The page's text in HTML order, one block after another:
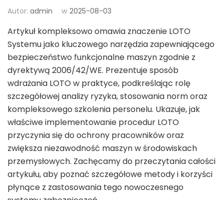
Autor: admin w 2025-08-03
Artykuł kompleksowo omawia znaczenie LOTO
Systemu jako kluczowego narzędzia zapewniającego
bezpieczeństwo funkcjonalne maszyn zgodnie z
dyrektywą 2006/42/WE. Prezentuje sposób
wdrażania LOTO w praktyce, podkreślając rolę
szczegółowej analizy ryzyka, stosowania norm oraz
kompleksowego szkolenia personelu. Ukazuje, jak
właściwe implementowanie procedur LOTO
przyczynia się do ochrony pracowników oraz
zwiększa niezawodność maszyn w środowiskach
przemysłowych. Zachęcamy do przeczytania całości
artykułu, aby poznać szczegółowe metody i korzyści
płynące z zastosowania tego nowoczesnego